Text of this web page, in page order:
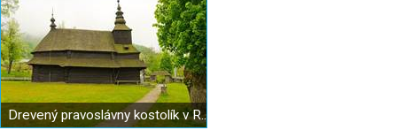
Drevený pravoslávny kostolík v Ruskom Potoku